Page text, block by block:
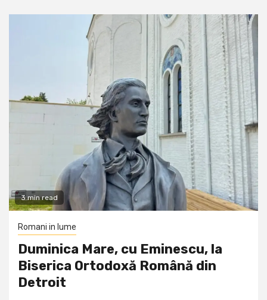
3 min read
Romani in lume
Duminica Mare, cu Eminescu, la
Biserica Ortodoxă Română din
Detroit